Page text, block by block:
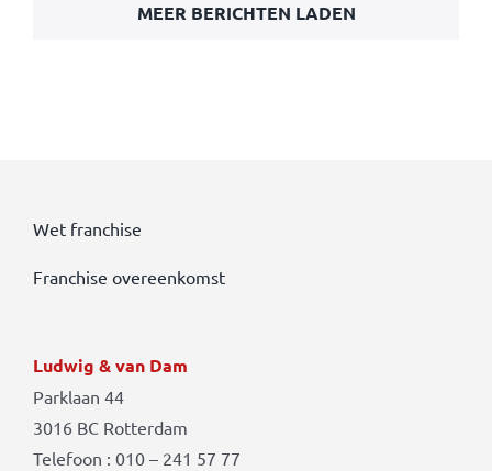
MEER BERICHTEN LADEN
Wet franchise
Franchise overeenkomst
Ludwig & van Dam
Parklaan 44
3016 BC Rotterdam
Telefoon : 010 – 241 57 77